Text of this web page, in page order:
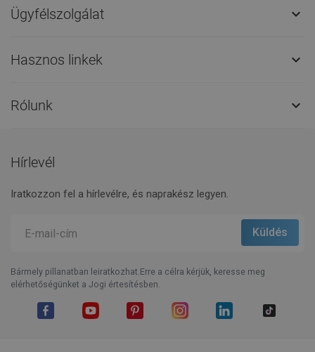
Ügyfélszolgálat 
Hasznos linkek 
Rólunk 
Hírlevél
Iratkozzon fel a hírlevélre, és naprakész legyen.
Bármely pillanatban leiratkozhat.Erre a célra kérjük, keresse meg
elérhetőségünket a Jogi értesítésben.